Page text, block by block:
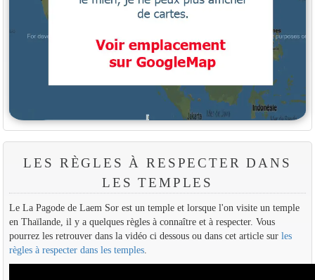
LES RÈGLES À RESPECTER DANS
LES TEMPLES
Le La Pagode de Laem Sor est un temple et lorsque l'on visite un temple
en Thaïlande, il y a quelques règles à connaître et à respecter. Vous
pourrez les retrouver dans la vidéo ci dessous ou dans cet article sur les
règles à respecter dans les temples.